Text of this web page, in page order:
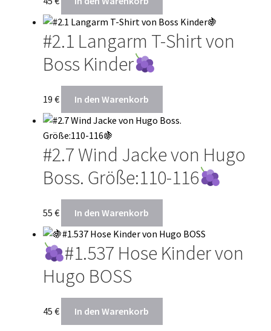
#2.1 Langarm T-Shirt von
Boss Kinder
19 € In den Warenkorb
#2.7 Wind Jacke von Hugo
Boss. Größe:110-116
55 € In den Warenkorb
#1.537 Hose Kinder von
Hugo BOSS
45 € In den Warenkorb